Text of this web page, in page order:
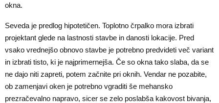
okna.
Seveda je predlog hipotetičen. Toplotno črpalko mora izbrati
projektant glede na lastnosti stavbe in danosti lokacije. Pred
vsako vrednejšo obnovo stavbe je potrebno predvideti več variant
in izbrati tisto, ki je najprimernejša. Če so okna tako slaba, da se
ne dajo niti zapreti, potem začnite pri oknih. Vendar ne pozabite,
ob zamenjavi oken je potrebno vgraditi še mehansko
prezračevalno napravo, sicer se zelo poslabša kakovost bivanja,